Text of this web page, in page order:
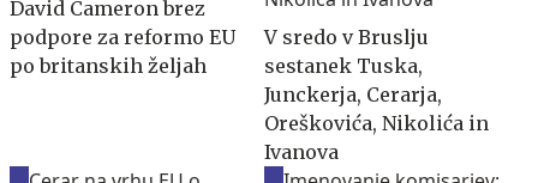
David Cameron brez
podpore za reformo EU
po britanskih željah
V sredo v Bruslju
sestanek Tuska,
Junckerja, Cerarja,
Oreškovića, Nikolića in
Ivanova